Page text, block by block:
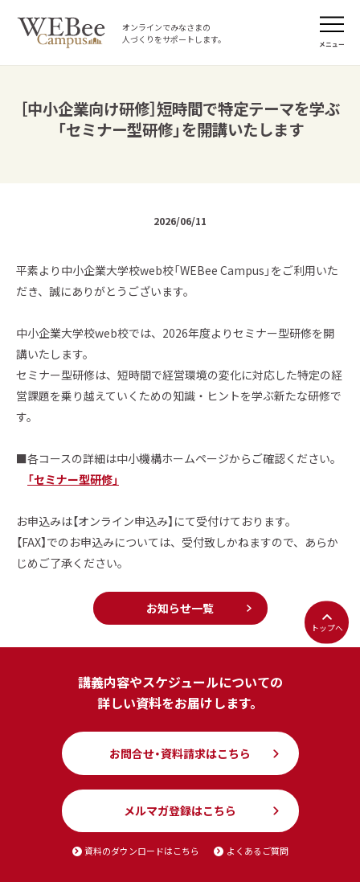
オンラインでみなさまの
人づくりをサポートします。
メニュー
［中小企業向け研修］短時間で特定テーマを学ぶ
「セミナー型研修」を開講いたします
2026/06/11
平素より中小企業大学校web校「WEBee Campus」をご利用いた
だき、誠にありがとうございます。
中小企業大学校web校では、2026年度よりセミナー型研修を開
講いたします。
セミナー型研修は、短時間で経営環境の変化に対応した特定の経
営課題を乗り越えていくための知識・ヒントを学ぶ新たな研修で
す。
■各コースの詳細は中小機構ホームページからご確認ください。
「セミナー型研修」
お申込みは【オンライン申込み】にて受付けております。
【FAX】でのお申込みについては、受付致しかねますので、あらか
じめご了承ください。
お知らせ一覧
トップへ
講義内容やスケジュールについての
詳しい資料をお届けします。
お問合せ・資料請求はこちら
メルマガ登録はこちら
資料のダウンロードはこちら よくあるご質問